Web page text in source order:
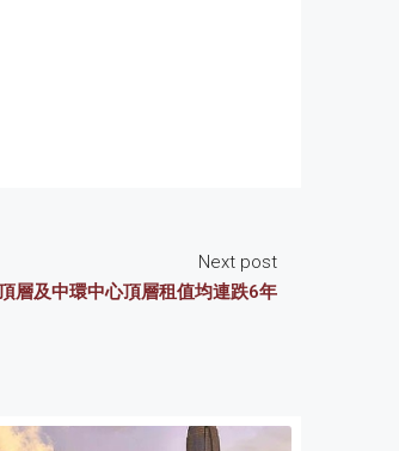
Next post
層及中環中心頂層租值均連跌6年